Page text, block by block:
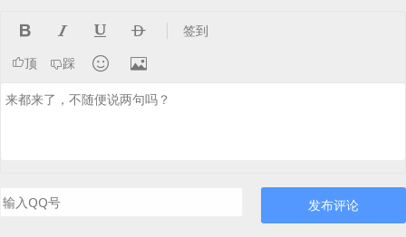
    签到
顶 踩  
发布评论